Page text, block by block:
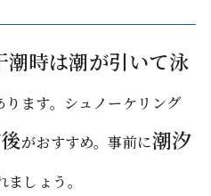
潮時は潮が引いて泳
ります。シュノーケリング
がおすすめ。事前に潮汐
しょう。